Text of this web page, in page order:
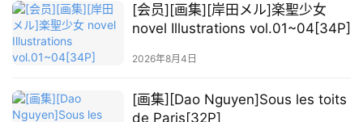
于
本
站
[会员][画集][岸田メル]楽聖少女
novel Illustrations vol.01~04[34P]
2026年8月4日
[画集][Dao Nguyen]Sous les toits
de Paris[32P]